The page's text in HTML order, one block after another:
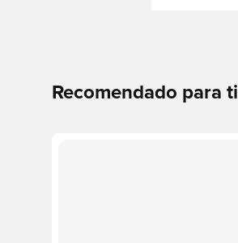
Recomendado para ti